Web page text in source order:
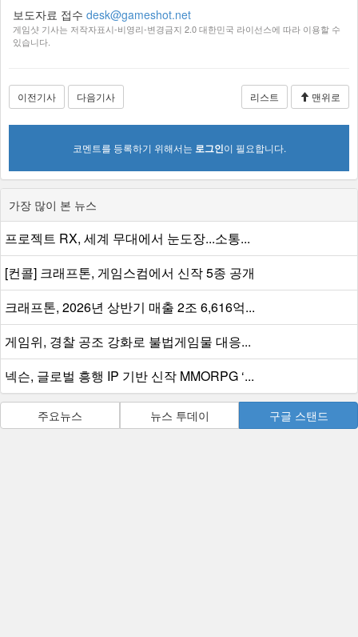
보도자료 접수 desk@gameshot.net
게임샷 기사는 저작자표시-비영리-변경금지 2.0 대한민국 라이선스에 따라 이용할 수
있습니다.
이전기사 다음기사 리스트 맨위로
코멘트를 등록하기 위해서는 로그인이 필요합니다.
가장 많이 본 뉴스
프로젝트 RX, 세계 무대에서 눈도장...소통...
[컨콜] 크래프톤, 게임스컴에서 신작 5종 공개
크래프톤, 2026년 상반기 매출 2조 6,616억...
게임위, 경찰 공조 강화로 불법게임물 대응...
넥슨, 글로벌 흥행 IP 기반 신작 MMORPG ‘...
주요뉴스 뉴스 투데이 구글 스탠드